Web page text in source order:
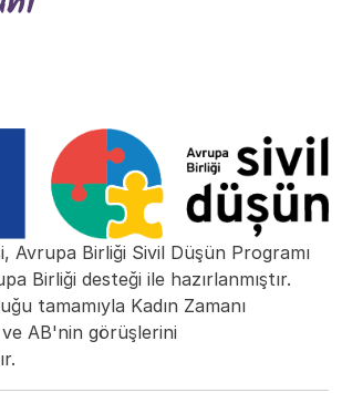
Avrupa Birliği Sivil Düşün Programı
Birliği desteği ile hazırlanmıştır.
tamamıyla Kadın Zamanı
AB'nin görüşlerini